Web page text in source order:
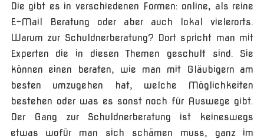
Die gibt es in verschiedenen Formen: online, als reine
E-Mail Beratung oder aber auch lokal vielerorts.
Warum zur Schuldnerberatung? Dort spricht man mit
Experten die in diesen Themen geschult sind. Sie
können einen beraten, wie man mit Gläubigern am
besten umzugehen hat, welche Möglichkeiten
bestehen oder was es sonst noch für Auswege gibt.
Der Gang zur Schuldnerberatung ist keineswegs
etwas wofür man sich schämen muss, ganz im